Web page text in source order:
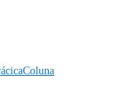
Coluna